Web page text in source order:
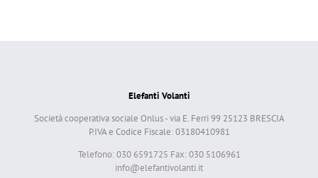
Elefanti Volanti
Società cooperativa sociale Onlus - via E. Ferri 99 25123 BRESCIA
P.IVA e Codice Fiscale: 03180410981
Telefono: 030 6591725 Fax: 030 5106961
info@elefantivolanti.it